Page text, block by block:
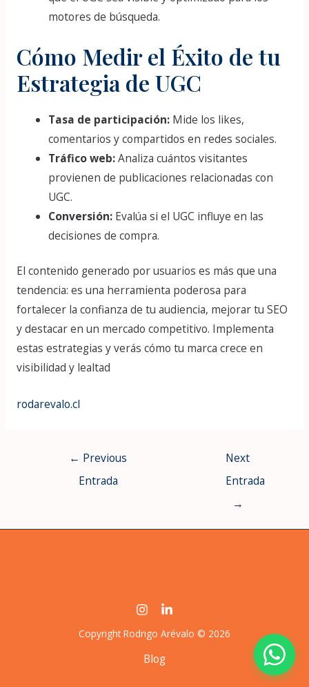
motores de búsqueda.
Cómo Medir el Éxito de tu
Estrategia de UGC
Tasa de participación: Mide los likes,
comentarios y compartidos en redes sociales.
Tráfico web:Analiza cuántos visitantes
provienen de publicaciones relacionadas con
UGC.
Conversión: Evalúa si el UGC influye en las
decisiones de compra.
El contenido generado por usuarios es más que una
tendencia: es una herramienta poderosa para
fortalecer la confianza de tu audiencia, mejorar tu SEO
y destacar en un mercado competitivo. Implementa
estas estrategias y verás cómo tu marca crece en
visibilidad y lealtad
rodarevalo.cl
← Previous
Entrada
Next
Entrada
→
Copyright Rodrigo Arévalo © 2026
Blog